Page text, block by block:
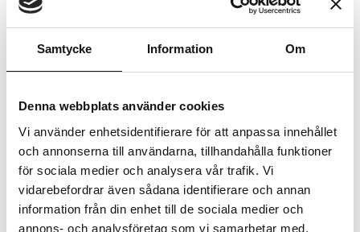
Samtycke Information Om
Denna webbplats använder cookies
Vi använder enhetsidentifierare för att anpassa innehållet
och annonserna till användarna, tillhandahålla funktioner
för sociala medier och analysera vår trafik. Vi
vidarebefordrar även sådana identifierare och annan
information från din enhet till de sociala medier och
annons- och analysföretag som vi samarbetar med.
Planteringsinsats till Engla Small
Planteringsinsats till Engla Small.
Artikelnr: 7007584
Beställningsvara, 1-2v
1 644 kr
Lägg i varukorgen
Trygg betalning